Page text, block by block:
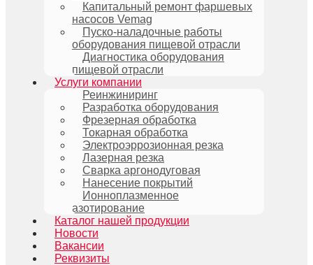
Капитальный ремонт фаршевых
насосов Vemag
Пуско-наладочные работы
оборудования пищевой отрасли
Диагностика оборудования
пищевой отрасли
Услуги компании
Реинжиниринг
Разработка оборудования
Фрезерная обработка
Токарная обработка
Электроэррозионная резка
Лазерная резка
Сварка аргонодуговая
Нанесение покрытий
Ионноплазменное
азотирование
Каталог нашей продукции
Новости
Вакансии
Реквизиты